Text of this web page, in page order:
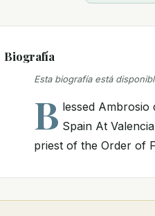
Biografía
Esta biografía está
B lessed Ambrosio
Spain At
priest of the Order of